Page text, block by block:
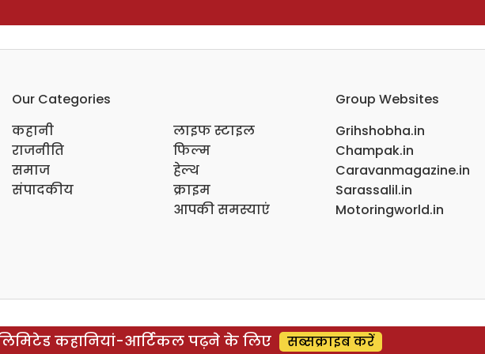
Our Categories
कहानी
राजनीति
समाज
संपादकीय
लाइफ स्टाइल
फिल्म
हेल्थ
क्राइम
आपकी समस्याएं
Group Websites
Grihshobha.in
Champak.in
Caravanmagazine.in
Sarassalil.in
Motoringworld.in
कहानियां-आर्टिकल पढ़ने के लिए सब्सक्राइब करें